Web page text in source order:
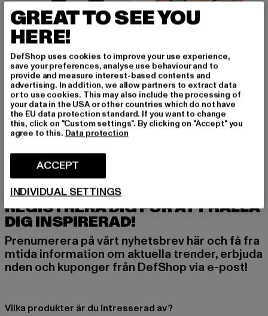
FREDDY
Freddy Regular-Waist WR.UP Shaping Jeggings
från604,56 kr
Nuvarande pris: Från 604,56 kr
1 374 krKampanjpris: 1 374 kr
FREDDY
Top
från298,45 kr
Nuvarande pris: Från 298,45 kr
635 krKampanjpris:
REGISTRERA DIG FÖR ATT HÅLLA
DIG INSPIRERAD!
Prenumerera på vårt nyhetsbrev här och få fra
mtida information om aktuella trender, erbjuda
nden och kuponger från DefShop via e-post!
Vilka produkter är du intresserad av?
GREAT TO SEE YOU
HERE!
DefShop uses cookies to improve your use experience,
save your preferences, analyse use behaviour and to
provide and measure interest-based contents and
advertising. In addition, we allow partners to extract data
or to use cookies. This may also include the processing of
your data in the USA or other countries which do not have
the EU data protection standard. If you want to change
this, click on "Custom settings". By clicking on "Accept" you
agree to this. Data protection
ACCEPT
INDIVIDUAL SETTINGS